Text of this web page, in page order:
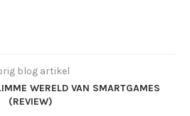
blog artikel
WERELD VAN SMARTGAMES
(REVIEW)